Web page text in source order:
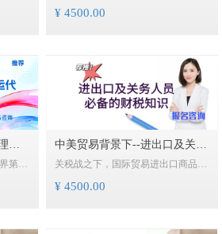
代。
竞争
工作
这
贸易
捷，海关监管要求和稽查手段也与时
和保税出口两头管理，缺少公司内部
对加工贸易保税货物存放、保税货物
使用、保税货物耗用、保税货物转
让、保税货物转移、保税货物内销、
物串料、保税货物退运、退换、保税
手册备案、核销等环节的管理，企业
内部加工贸易保税管理不当，将存在
¥ 4500.00
及
第
献。
后的
中美贸易背景下--进出口及关务
人员必备的财税知识
关税战之下，国际贸易进出口商品，
有哪些进口关税和进口环节税？加征
海关进出口完税价格是如何定义？进
¥ 4500.00